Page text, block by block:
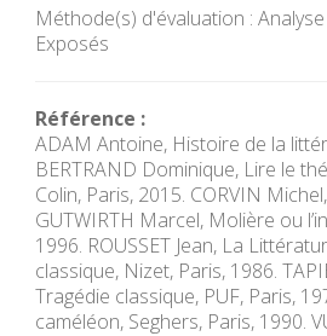
Méthode(s) d'évaluation :
Exposés
Référence :
ADAM Antoine, Histoire de la
BERTRAND Dominique, Lire le
Colin, Paris, 2015. CORVIN
GUTWIRTH Marcel, Molière ou
1996. ROUSSET Jean, La
classique, Nizet, Paris, 1986.
Tragédie classique, PUF, Paris,
caméléon, Seghers, Paris, 1990.